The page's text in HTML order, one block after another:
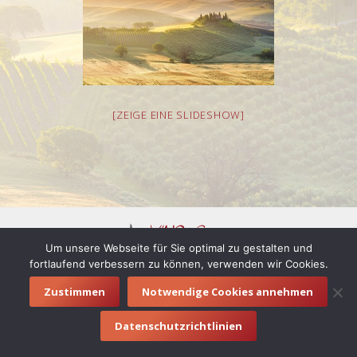
[ZEIGE EINE SLIDESHOW]
© 2016 vino e letto |Impressum
Datenschutzerklärung
Footermenue
Um unsere Webseite für Sie optimal zu gestalten und
fortlaufend verbessern zu können, verwenden wir Cookies.
Zustimmen Notwendige Cookies annehmen
Datenschutzrichtlinien